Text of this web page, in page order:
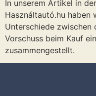
In unserem Artikel in
Használtautó.hu haben
Unterschiede zwischen
Vorschuss beim Kauf
zusammengestellt.